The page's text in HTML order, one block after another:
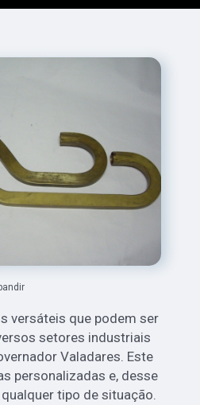
versáteis que podem ser
setores industriais
Valadares. Este
personalizadas e, desse
tipo de situação.